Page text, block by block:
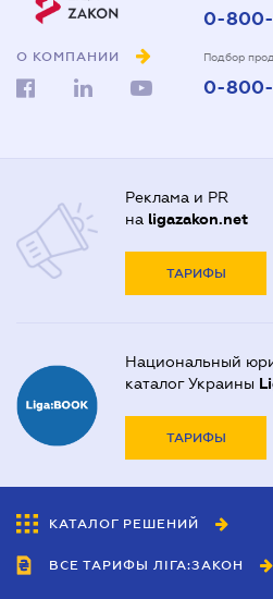
О КОМПАНИИ
0-800-
Подбор
0-800-
Реклама и PR
на ligazakon.net
ТАРИФЫ
Национальный
каталог Украины
ТАРИФЫ
КАТАЛОГ РЕШЕНИЙ
ВСЕ ТАРИФЫ ЛІГА:ЗАКОН